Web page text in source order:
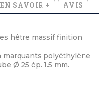
EN SAVOIR + AVIS
hêtre massif finition
polyéthylène
Ø 25 ép. 1.5 mm.